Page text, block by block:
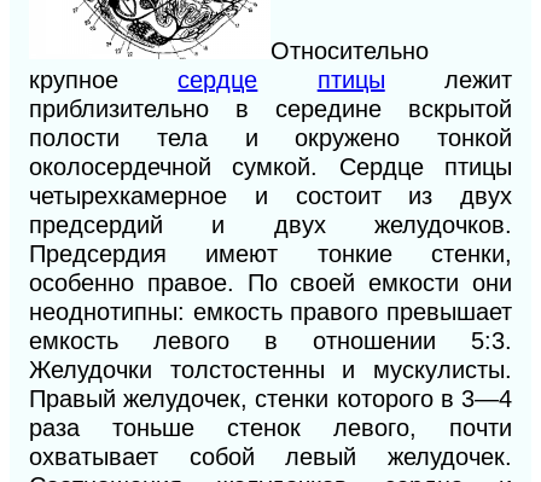
Относительно
крупноесердце птицы лежит
приблизительно в середине вскрытой
полости тела и окружено тонкой
околосердечной сумкой. Сердце птицы
четырехкамерное и состоит из двух
предсердий и двух желудочков.
Предсердия имеют тонкие стенки,
особенно правое. По своей емкости они
неоднотипны: емкость правого превышает
емкость левого в отношении 5:3.
Желудочки толстостенны и мускулисты.
Правый желудочек, стенки которого в 3—4
раза тоньше стенок левого, почти
охватывает собой левый желудочек.